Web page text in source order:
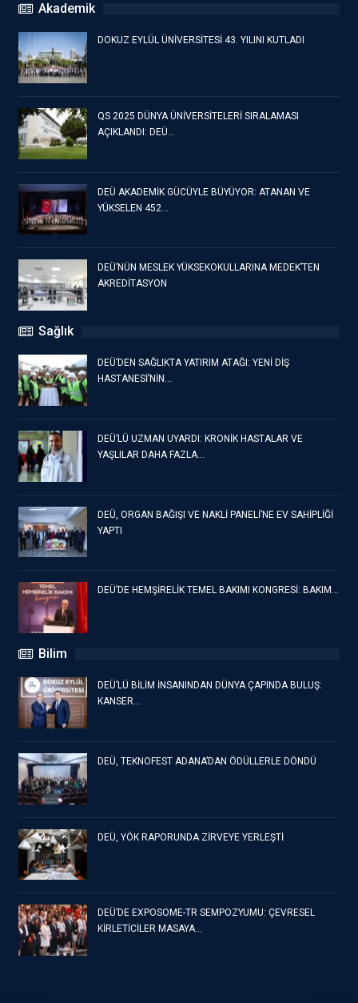
Akademik
DOKUZ EYLÜL ÜNİVERSİTESİ 43. YILINI KUTLADI
QS 2025 DÜNYA ÜNİVERSİTELERİ SIRALAMASI
AÇIKLANDI: DEÜ…
DEÜ AKADEMİK GÜCÜYLE BÜYÜYOR: ATANAN VE
YÜKSELEN 452…
DEÜ’NÜN MESLEK YÜKSEKOKULLARINA MEDEK’TEN
AKREDİTASYON
Sağlık
DEÜ’DEN SAĞLIKTA YATIRIM ATAĞI: YENİ DİŞ
HASTANESİ’NİN…
DEÜ’LÜ UZMAN UYARDI: KRONİK HASTALAR VE
YAŞLILAR DAHA FAZLA…
DEÜ, ORGAN BAĞIŞI VE NAKLİ PANELİ’NE EV SAHİPLİĞİ
YAPTI
DEÜ’DE HEMŞİRELİK TEMEL BAKIMI KONGRESİ: BAKIM…
Bilim
DEÜ’LÜ BİLİM İNSANINDAN DÜNYA ÇAPINDA BULUŞ:
KANSER…
DEÜ, TEKNOFEST ADANA’DAN ÖDÜLLERLE DÖNDÜ
DEÜ, YÖK RAPORUNDA ZİRVEYE YERLEŞTİ
DEÜ’DE EXPOSOME-TR SEMPOZYUMU: ÇEVRESEL
KİRLETİCİLER MASAYA…